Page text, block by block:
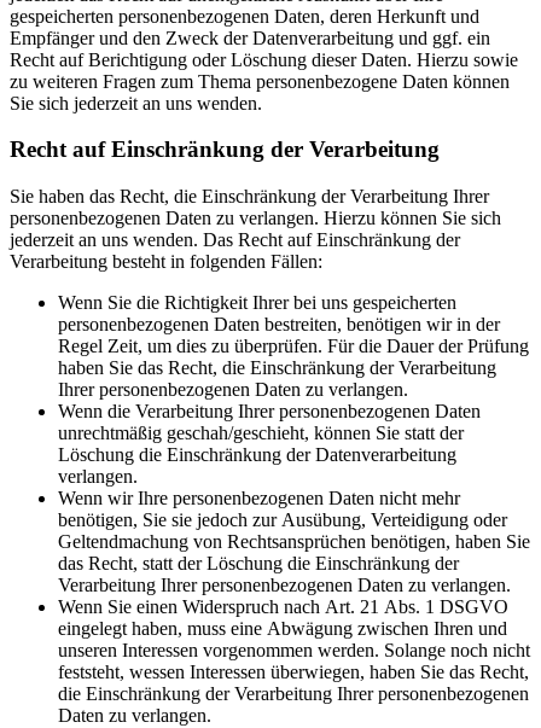
gespeicherten personenbezogenen Daten, deren Herkunft und
Empfänger und den Zweck der Datenverarbeitung und ggf. ein
Recht auf Berichtigung oder Löschung dieser Daten. Hierzu sowie
zu weiteren Fragen zum Thema personenbezogene Daten können
Sie sich jederzeit an uns wenden.
Recht auf Einschränkung der Verarbeitung
Sie haben das Recht, die Einschränkung der Verarbeitung Ihrer
personenbezogenen Daten zu verlangen. Hierzu können Sie sich
jederzeit an uns wenden. Das Recht auf Einschränkung der
Verarbeitung besteht in folgenden Fällen:
Wenn Sie die Richtigkeit Ihrer bei uns gespeicherten
personenbezogenen Daten bestreiten, benötigen wir in der
Regel Zeit, um dies zu überprüfen. Für die Dauer der Prüfung
haben Sie das Recht, die Einschränkung der Verarbeitung
Ihrer personenbezogenen Daten zu verlangen.
Wenn die Verarbeitung Ihrer personenbezogenen Daten
unrechtmäßig geschah/geschieht, können Sie statt der
Löschung die Einschränkung der Datenverarbeitung
verlangen.
Wenn wir Ihre personenbezogenen Daten nicht mehr
benötigen, Sie sie jedoch zur Ausübung, Verteidigung oder
Geltendmachung von Rechtsansprüchen benötigen, haben Sie
das Recht, statt der Löschung die Einschränkung der
Verarbeitung Ihrer personenbezogenen Daten zu verlangen.
Wenn Sie einen Widerspruch nach Art. 21 Abs. 1 DSGVO
eingelegt haben, muss eine Abwägung zwischen Ihren und
unseren Interessen vorgenommen werden. Solange noch nicht
feststeht, wessen Interessen überwiegen, haben Sie das Recht,
die Einschränkung der Verarbeitung Ihrer personenbezogenen
Daten zu verlangen.